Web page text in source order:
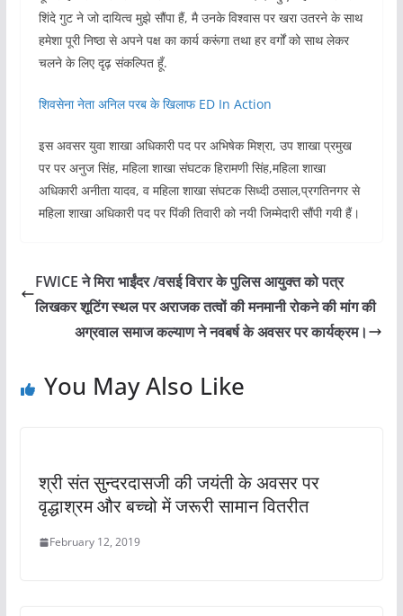
शिंदे गुट ने जो दायित्व मुझे सौंपा हैं, मै उनके विश्वास पर खरा उतरने के साथ
हमेशा पूरी निष्ठा से अपने पक्ष का कार्य करूंगा तथा हर वर्गों को साथ लेकर
चलने के लिए दृढ़ संकल्पित हूँ.
शिवसेना नेता अनिल परब के खिलाफ ED In Action
इस अवसर युवा शाखा अधिकारी पद पर अभिषेक मिश्रा, उप शाखा प्रमुख
पर पर अनुज सिंह, महिला शाखा संघटक हिरामणी सिंह,महिला शाखा
अधिकारी अनीता यादव, व महिला शाखा संघटक सिध्दी ठसाल,प्रगतिनगर से
महिला शाखा अधिकारी पद पर पिंकी तिवारी को नयी जिम्मेदारी सौंपी गयी हैं।
FWICE ने मिरा भाईंदर /वसई विरार के पुलिस आयुक्त को पत्र
लिखकर शूटिंग स्थल पर अराजक तत्वों की मनमानी रोकने की मांग की
अग्रवाल समाज कल्याण ने नवबर्ष के अवसर पर कार्यक्रम।
You May Also Like
श्री संत सुन्दरदासजी की जयंती के अवसर पर
वृद्धाश्रम और बच्चो में जरूरी सामान वितरीत
February 12, 2019